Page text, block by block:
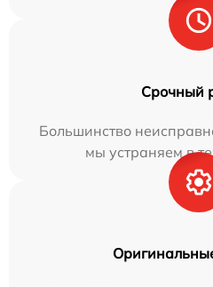
Срочный
Большинство
мы устраняем в